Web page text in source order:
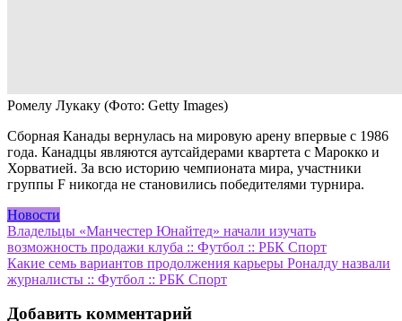
Ромелу Лукаку (Фото: Getty Images)
Сборная Канады вернулась на мировую арену впервые с 1986
года. Канадцы являются аутсайдерами квартета с Марокко и
Хорватией. За всю историю чемпионата мира, участники
группы F никогда не становились победителями турнира.
Новости
Навигация
по
записям
Владельцы «Манчестер Юнайтед» начали изучать
возможность продажи клуба :: Футбол :: РБК Спорт
Какие семь вариантов продолжения карьеры Роналду назвали
журналисты :: Футбол :: РБК Спорт
Добавить комментарий